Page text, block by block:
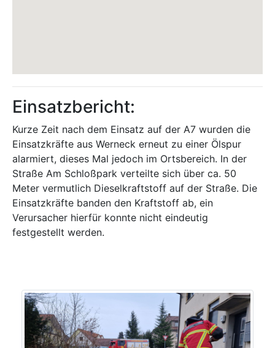
Einsatzbericht:
Kurze Zeit nach dem Einsatz auf der A7 wurden die
Einsatzkräfte aus Werneck erneut zu einer Ölspur
alarmiert, dieses Mal jedoch im Ortsbereich. In der
Straße Am Schloßpark verteilte sich über ca. 50
Meter vermutlich Dieselkraftstoff auf der Straße. Die
Einsatzkräfte banden den Kraftstoff ab, ein
Verursacher hierfür konnte nicht eindeutig
festgestellt werden.